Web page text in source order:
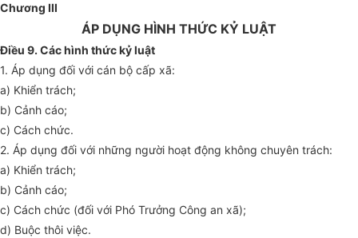
Chương III
ÁP DỤNG HÌNH THỨC KỶ LUẬT
Điều 9. Các hình thức kỷ luật
1. Áp dụng đối với cán bộ cấp xã:
a) Khiển trách;
b) Cảnh cáo;
c) Cách chức.
2. Áp dụng đối với những người hoạt động không chuyên trách:
a) Khiển trách;
b) Cảnh cáo;
c) Cách chức (đối với Phó Trưởng Công an xã);
d) Buộc thôi việc.